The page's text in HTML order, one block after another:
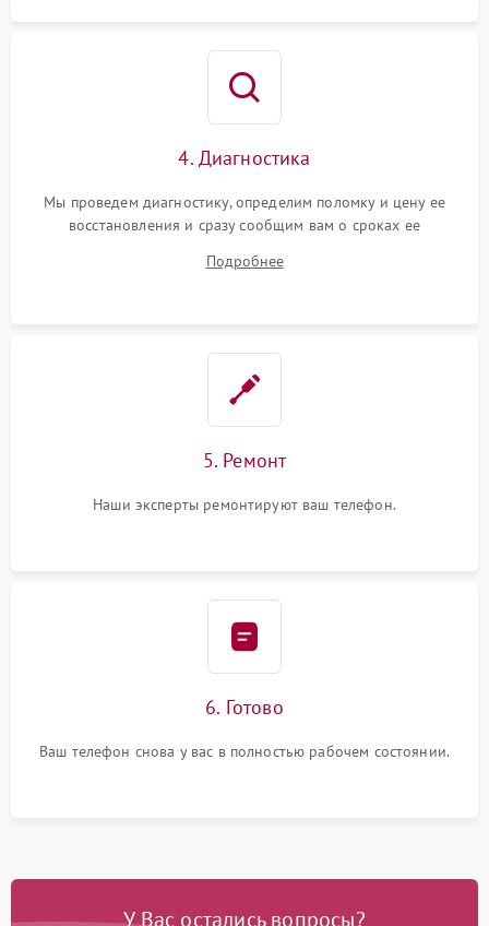
4. Диагностика
Мы проведем диагностику, определим поломку и цену ее
восстановления и сразу сообщим вам о сроках ее
Подробнее
5. Ремонт
Наши эксперты ремонтируют ваш телефон.
6. Готово
Ваш телефон снова у вас в полностью рабочем состоянии.
У Вас остались вопросы?